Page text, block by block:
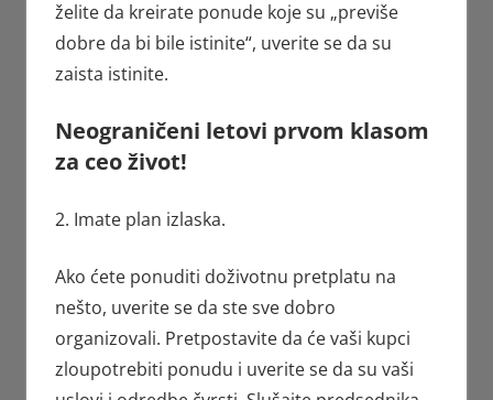
želite da kreirate ponude koje su „previše
dobre da bi bile istinite“, uverite se da su
zaista istinite.
Neograničeni letovi prvom klasom
za ceo život!
2. Imate plan izlaska.
Ako ćete ponuditi doživotnu pretplatu na
nešto, uverite se da ste sve dobro
organizovali. Pretpostavite da će vaši kupci
zloupotrebiti ponudu i uverite se da su vaši